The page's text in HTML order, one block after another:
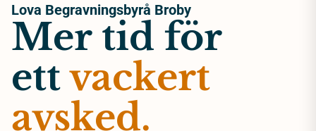
Lova Begravningsbyrå Broby
Mer tid för
ettvackert
avsked.